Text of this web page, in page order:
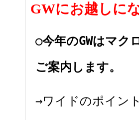
GWにお越しに
○今年のGWはマ
ご案内します。
→ワイドのポイン